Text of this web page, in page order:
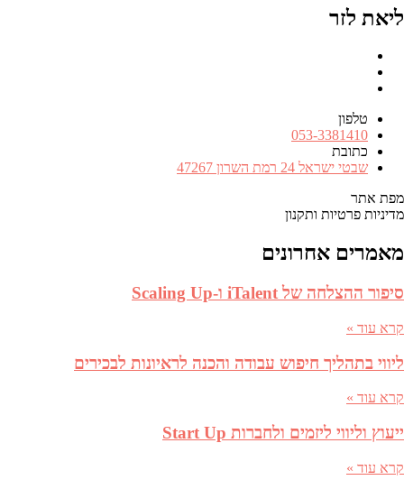
ליאת לזר
טלפון
מספר
טלפון
053-3381410
כתובת
כתובת
שבטי ישראל 24 רמת השרון 47267
מפת אתר
מדיניות פרטיות ותקנון
מאמרים אחרונים
סיפור ההצלחה של iTalent ו-Scaling Up
קרא עוד »
ליווי בתהליך חיפוש עבודה והכנה לראיונות לבכירים
קרא עוד »
ייעוץ וליווי ליזמים ולחברות Start Up
קרא עוד »